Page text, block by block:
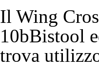
Il Wing
10bBistool
trova